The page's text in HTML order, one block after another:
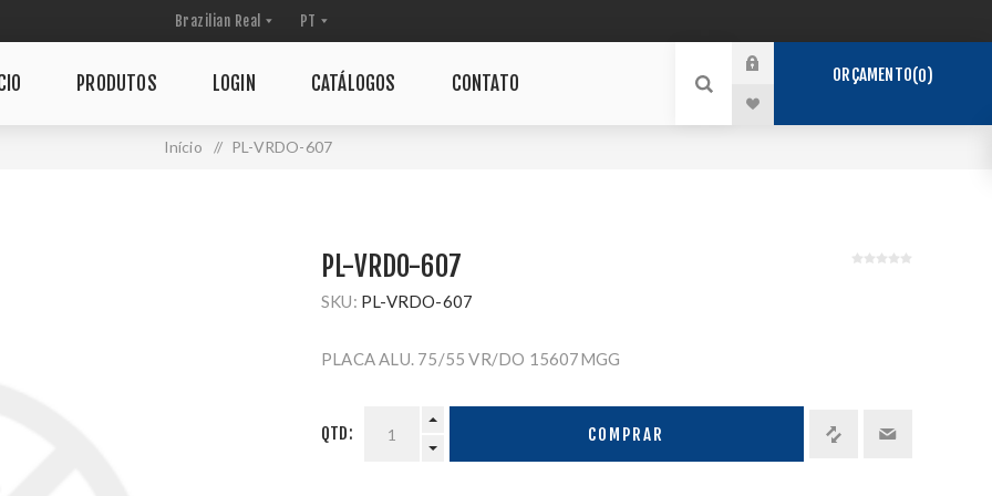
PRODUTOS LOGIN CATÁLOGOS CONTATO ORÇAMENTO 0
Início / PL-VRDO-607
PL-VRDO-607
SKU: PL-VRDO-607
PLACA ALU. 75/55 VR/DO 15607MGG
QTD: COMPRAR